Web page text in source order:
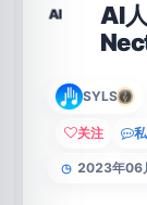
AI
AI
SYLS
关注
◷ 2023年06